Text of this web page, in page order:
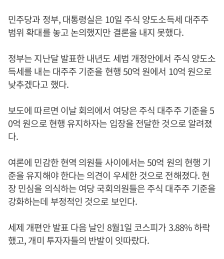
민주당과 정부, 대통령실은 10일 주식 양도소득세 대주주
범위 확대를 놓고 논의했지만 결론을 내지 못했다.
정부는 지난달 발표한 내년도 세법 개정안에서 주식 양도소
득세를 내는 대주주 기준을 현행 50억 원에서 10억 원으로
낮추겠다고 했다.
보도에 따르면 이날 회의에서 여당은 주식 대주주 기준을 5
0억 원으로 현행 유지하자는 입장을 전달한 것으로 알려졌
다.
여론에 민감한 현역 의원들 사이에서는 50억 원의 현행 기
준을 유지해야 한다는 의견이 우세한 것으로 전해졌다. 현
장 민심을 의식하는 여당 국회의원들은 주식 대주주 기준을
강화하는데 부정적인 것으로 보인다.
세제 개편안 발표 다음 날인 8월1일 코스피가 3.88% 하락
했고, 개미 투자자들의 반발이 잇따랐다.